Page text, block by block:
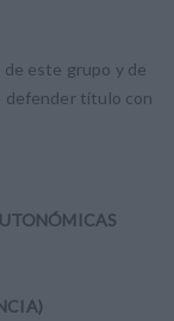
este grupo y de
defender título con